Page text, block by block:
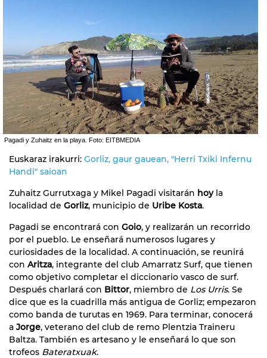
Pagadi y Zuhaitz en la playa. Foto: EITBMEDIA
Euskaraz irakurri: Gorliz, gaur gauean, "Herri Txiki Infernu
Handi" saioan
Zuhaitz Gurrutxaga y Mikel Pagadi visitarán hoyla
localidad de Gorliz, municipio de Uribe Kosta.
Pagadi se encontrará con Goio, y realizarán un recorrido
por el pueblo. Le enseñará numerosos lugares y
curiosidades de la localidad. A continuación, se reunirá
con Aritza, integrante del club Amarratz Surf, que tienen
como objetivo completar el diccionario vasco de surf.
Después charlará con Bittor, miembro de Los Urris. Se
dice que es la cuadrilla más antigua de Gorliz; empezaron
como banda de turutas en 1969. Para terminar, conocerá
a Jorge, veterano del club de remo Plentzia Traineru
Baltza. También es artesano y le enseñará lo que son
trofeos Bateratxuak.